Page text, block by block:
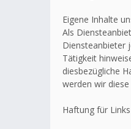
Eigene Inhalte
Als
Diensteanbieter
Tätigkeit
diesbezügliche
werden wir
Haftung für Links